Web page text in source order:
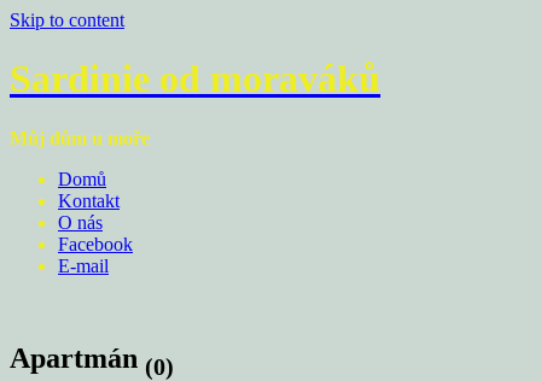
Skip to content
Sardinie od moraváků
Můj dům u moře
Domů
Kontakt
O nás
Facebook
E-mail
Apartmán (0)